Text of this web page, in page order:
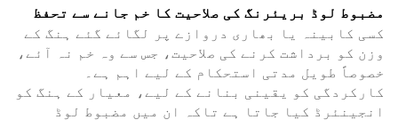
مضبوط لوڈ بریئرنگ کی صلاحیت کا خم جانے سے تحفظ
کسی کابینہ یا بھاری دروازے پر لگائے گئے ہنگ کے
وزن کو برداشت کرنے کی صلاحیت، جس سے وہ خم نہ آئے،
خصوصاً طویل مدتی استحکام کے لیے اہم ہے۔
کارکردگی کو یقینی بنانے کے لیے، معیار کے ہنگ کو
انجینئرڈ کیا جاتا ہے تاکہ ان میں مضبوط لوڈ